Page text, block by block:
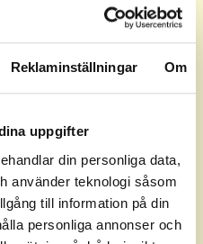
Reklaminställningar Om
uppgifter
din personliga data,
använder teknologi såsom
till information på din
personliga annonser och